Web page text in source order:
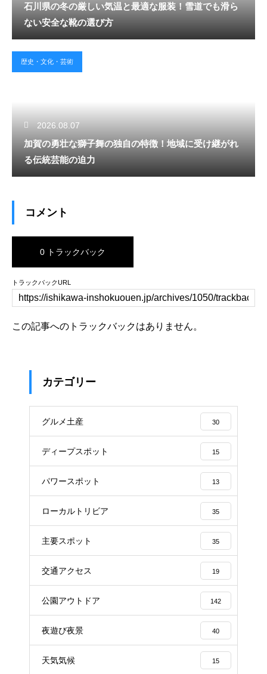
石川県の冬の厳しい気温と最適な服装！雪道でも滑ら
ない安全な靴の選び方
歴史・文化・芸術
2026.08.07
加賀の勇壮な獅子舞の独自の特徴！地域に受け継がれ
る伝統芸能の迫力
コメント
0 トラックバック
トラックバックURL
この記事へのトラックバックはありません。
カテゴリー
グルメ土産 30
ディープスポット 15
パワースポット 13
ローカルトリビア 35
主要スポット 35
交通アクセス 19
公園アウトドア 142
夜遊び夜景 40
天気気候 15